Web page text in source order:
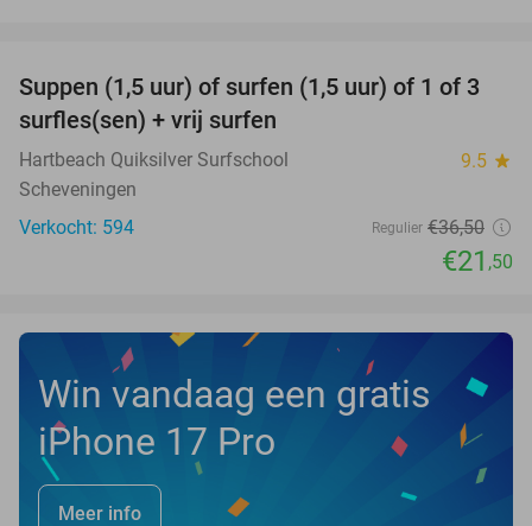
41%
Suppen (1,5 uur) of surfen (1,5 uur) of 1 of 3
surfles(sen) + vrij surfen
Hartbeach Quiksilver Surfschool 9.5 star
Scheveningen
Verkocht: 594
Regulier €36,50
€21 ,50
Win vandaag een gratis
iPhone 17 Pro
Meer info